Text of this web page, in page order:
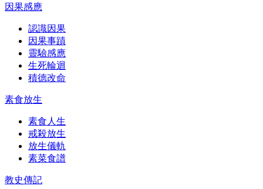
因果感應
認識因果
因果事蹟
靈驗感應
生死輪迴
積德改命
素食放生
素食人生
戒殺放生
放生儀軌
素菜食譜
教史傳記